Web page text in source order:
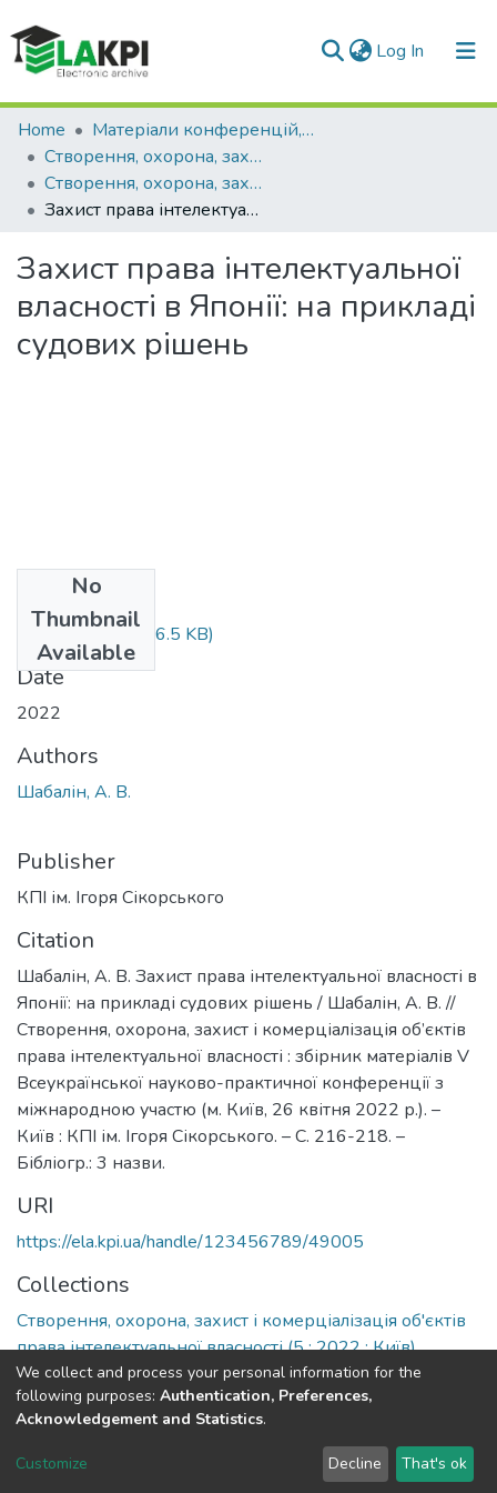
Log In (current)
Communities & Collections
All of DSpace
Statistics
Home
Матеріали конференцій, семінарів і т.п.
Створення, охорона, захист і комерціалізація об'єктів права інтелектуальної власності
Створення, охорона, захист і комерціалізація об'єктів права інтелектуальної власності (5 ; 2022 ; Київ)
Захист права інтелектуальної власності в Японії: на прикладі судових рішень
Захист права інтелектуальної
власності в Японії: на прикладі
судових рішень
No
Thumbnail
Available
P216-218.doc(46.5 KB)
Date
2022
Authors
Шабалін, А. В.
Publisher
КПІ ім. Ігоря Сікорського
Citation
Шабалін, А. В. Захист права інтелектуальної власності в
Японії: на прикладі судових рішень / Шабалін, А. В. //
Створення, охорона, захист і комерціалізація об’єктів
права інтелектуальної власності : збірник матеріалів V
Всеукраїнської науково-практичної конференції з
міжнародною участю (м. Київ, 26 квітня 2022 р.). –
Київ : КПІ ім. Ігоря Сікорського. – С. 216-218. –
Бібліогр.: 3 назви.
URI
https://ela.kpi.ua/handle/123456789/49005
Collections
Створення, охорона, захист і комерціалізація об'єктів
права інтелектуальної власності (5 ; 2022 ; Київ)
Full item page
DSpace software copyright © 2002-2026 LYRASIS
Send Feedback
We collect and process your personal information for the
following purposes: Authentication, Preferences,
Acknowledgement and Statistics.
Customize Decline That's ok